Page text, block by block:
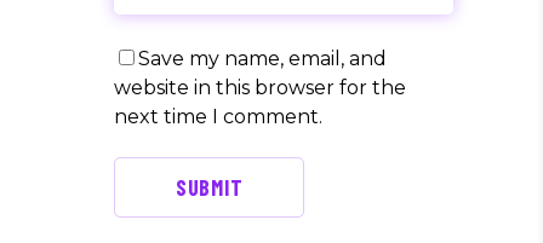
Save my name, email, and
website in this browser for the
next time I comment.
SUBMIT